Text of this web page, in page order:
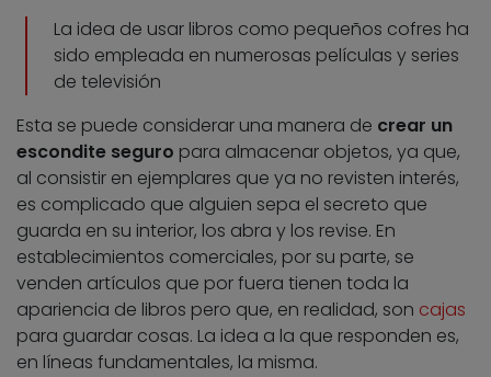
La idea de usar libros como pequeños cofres ha
sido empleada en numerosas películas y series
de televisión
Esta se puede considerar una manera de crear un
escondite seguro para almacenar objetos, ya que,
al consistir en ejemplares que ya no revisten interés,
es complicado que alguien sepa el secreto que
guarda en su interior, los abra y los revise. En
establecimientos comerciales, por su parte, se
venden artículos que por fuera tienen toda la
apariencia de libros pero que, en realidad, son cajas
para guardar cosas. La idea a la que responden es,
en líneas fundamentales, la misma.